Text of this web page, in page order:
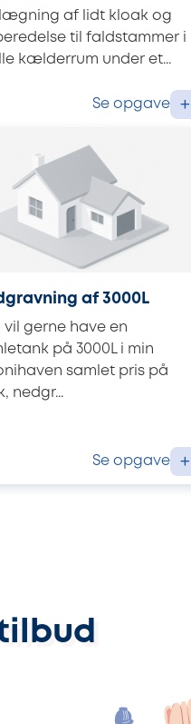
af lidt kloak og
til faldstammer i
kælderrum under et...
Se opgave +
af 3000L
vil gerne have en
på 3000L i min
samlet pris på
nedgr...
Se opgave +